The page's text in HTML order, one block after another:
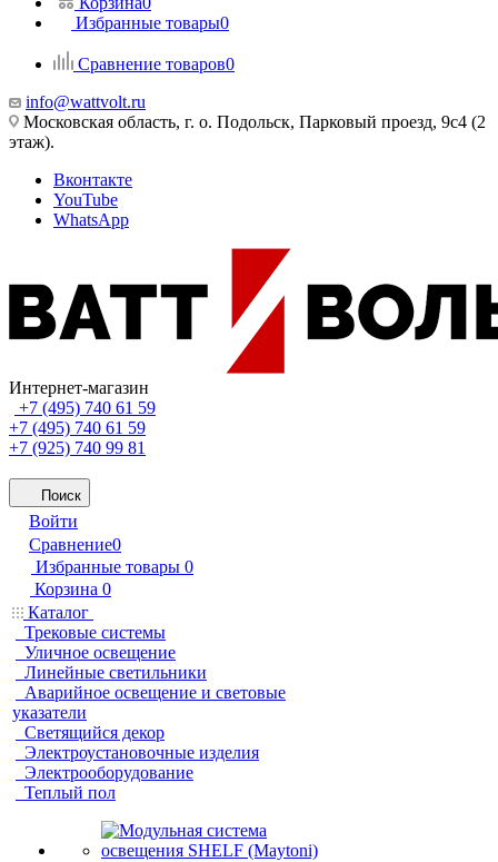
Избранные товары0
Сравнение товаров0
info@wattvolt.ru
Московская область, г. о. Подольск, Парковый проезд, 9с4 (2
этаж).
Вконтакте
YouTube
WhatsApp
Интернет-магазин
+7 (495) 740 61 59
+7 (495) 740 61 59
+7 (925) 740 99 81
Поиск
Войти
Сравнение0
Избранные товары 0
Корзина 0
Каталог
Трековые системы
Уличное освещение
Линейные светильники
Аварийное освещение и световые
указатели
Светящийся декор
Электроустановочные изделия
Электрооборудование
Теплый пол